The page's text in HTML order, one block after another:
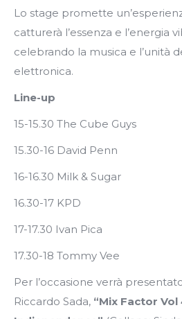
Lo stage promette
catturerà l’essenza e l’energia
celebrando la musica e l’unità
elettronica.
Line-up
15-15.30 The Cube Guys
15.30-16 David Penn
16-16.30 Milk & Sugar
16.30-17 KPD
17-17.30 Ivan Pica
17.30-18 Tommy Vee
Per l’occasione verrà
Riccardo Sada, “Mix Factor Vol